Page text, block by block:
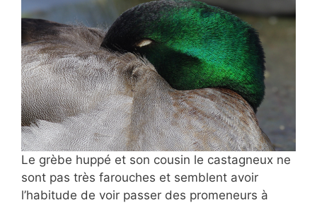
Le grèbe huppé et son cousin le castagneux ne
sont pas très farouches et semblent avoir
l’habitude de voir passer des promeneurs à